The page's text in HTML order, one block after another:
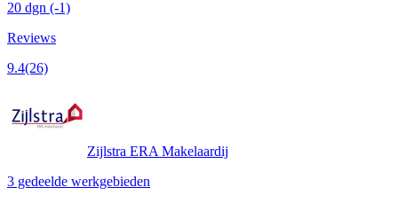
20 dgn (-1)
Reviews
9.4(26)
Zijlstra ERA Makelaardij
3 gedeelde werkgebieden